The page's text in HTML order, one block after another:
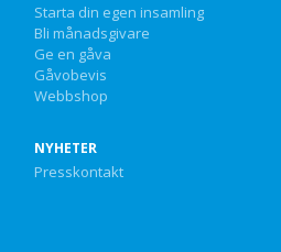
Starta din egen insamling
Bli månadsgivare
Ge en gåva
Gåvobevis
Webbshop
NYHETER
Presskontakt